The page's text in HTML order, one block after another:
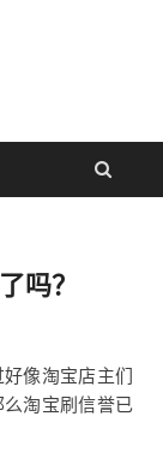
吗？
像淘宝店主们
淘宝刷信誉已